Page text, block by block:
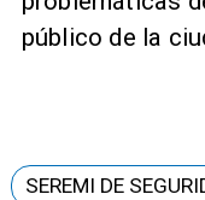
público de la
SEREMI DE